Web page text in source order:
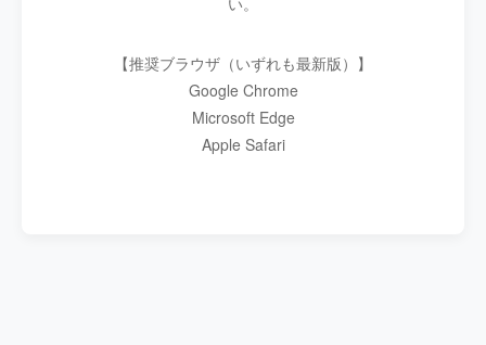
【推奨ブラウザ（いずれも最新版）】
Google Chrome
Microsoft Edge
Apple Safari